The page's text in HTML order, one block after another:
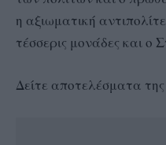
η αξιωματική
τέσσερις μονάδες και ο
Δείτε αποτελέσματα